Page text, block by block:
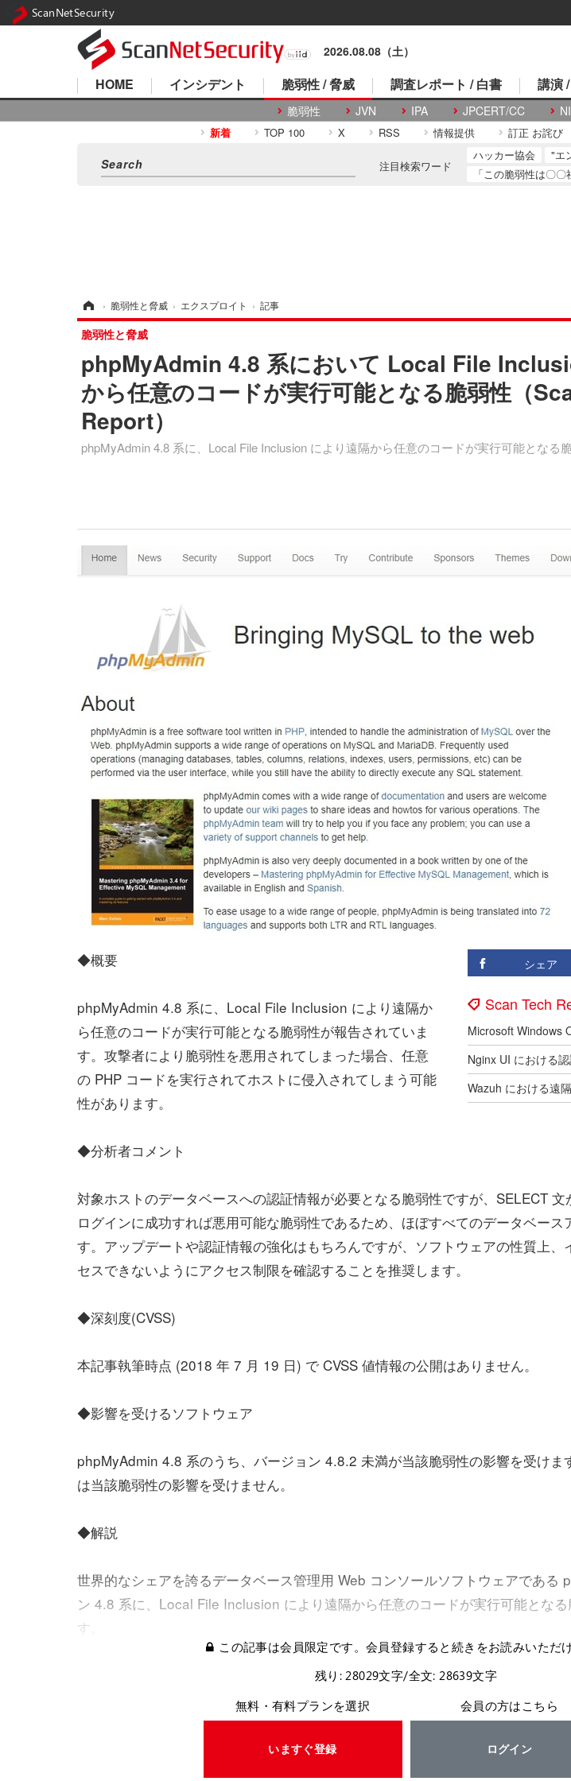
2026.08.08（土）
HOME インシデント 脆弱性 / 脅威
脆弱性 JVN IPA JPCERT/CC
調査レポート / 白書 講演
新着 TOP 100 X RSS 情報提供 訂正 お詫び
注目検索ワード
ハッカー協会 "エ
「この脆弱性は〇
› 脆弱性と脅威 › エクスプロイト › 記事
phpMyAdmin 4.8 系において Local File
から任意のコードが実行可能となる脆弱性（
Report）
phpMyAdmin 4.8 系に、Local File Inclusion により遠隔から任意のコードが実行可能となる
脆弱性と脅威
シェア
Scan Tech
◆概要
phpMyAdmin 4.8 系に、Local File Inclusion により遠隔か
ら任意のコードが実行可能となる脆弱性が報告されていま
す。攻撃者により脆弱性を悪用されてしまった場合、任意
の PHP コードを実行されてホストに侵入されてしまう可能
性があります。
◆分析者コメント
対象ホストのデータベースへの認証情報が必要となる脆弱性ですが、SELECT
ログインに成功すれば悪用可能な脆弱性であるため、ほぼすべてのデータベー
す。アップデートや認証情報の強化はもちろんですが、ソフトウェアの性質上、
セスできないようにアクセス制限を確認することを推奨します。
◆深刻度(CVSS)
本記事執筆時点 (2018 年 7 月 19 日) で CVSS 値情報の公開はありません。
◆影響を受けるソフトウェア
phpMyAdmin 4.8 系のうち、バージョン 4.8.2 未満が当該脆弱性の影響を受け
は当該脆弱性の影響を受けません。
◆解説
世界的なシェアを誇るデータベース管理用 Web コンソールソフトウェアである
ン 4.8 系に、Local File Inclusion により遠隔から任意のコードが実行可能となる
す。
この記事は会員限定です。会員登録すると続きをお読みいただけ
残り: 28029文字/全文: 28639文字
無料・有料プランを選択
いますぐ登録
会員の方はこちら
ログイン
ScanNetSecurity